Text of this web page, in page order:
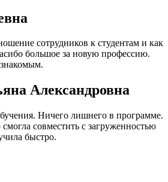
сотрудников к студентам и как
большое за новую профессию.
Александровна
Ничего лишнего в программе.
совместить с загруженностью
быстро.